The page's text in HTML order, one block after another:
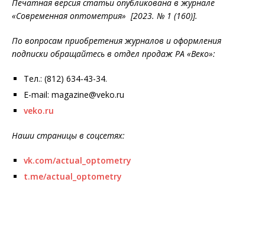
Печатная версия статьи опубликована в журнале
«Современная оптометрия» [2023. № 1 (160)].
По вопросам приобретения журналов и оформления
подписки обращайтесь в отдел продаж РА «Веко»:
Тел.: (812) 634-43-34.
E-mail: magazine@veko.ru
veko.ru
Наши страницы в соцсетях:
vk.com/actual_optometry
t.me/actual_optometry